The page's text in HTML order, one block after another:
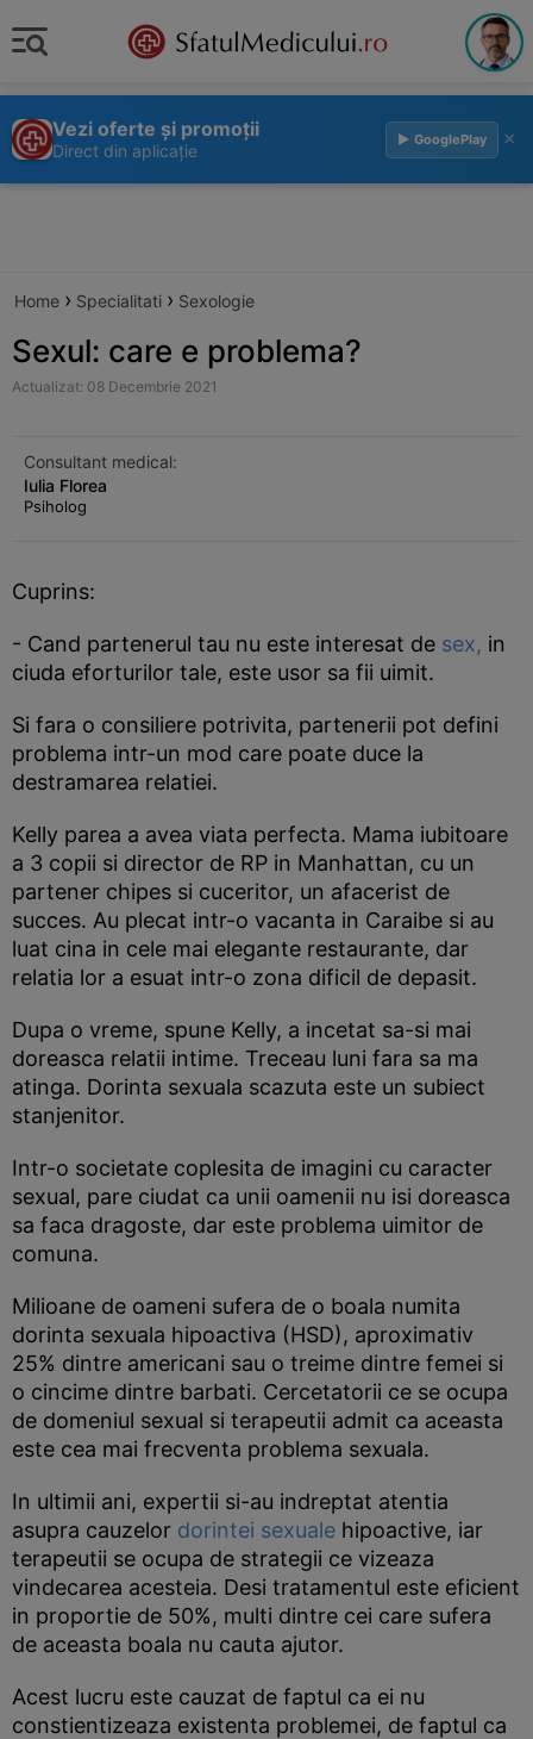
Vezi oferte și promoții
Direct din aplicație
▶ GooglePlay ×
Home › Specialitati › Sexologie
Sexul: care e problema?
Actualizat: 08 Decembrie 2021
Consultant medical:
Iulia Florea
Psiholog
Cuprins:
- Cand partenerul tau nu este interesat de sex, in
ciuda eforturilor tale, este usor sa fii uimit.
Si fara o consiliere potrivita, partenerii pot defini
problema intr-un mod care poate duce la
destramarea relatiei.
Kelly parea a avea viata perfecta. Mama iubitoare
a 3 copii si director de RP in Manhattan, cu un
partener chipes si cuceritor, un afacerist de
succes. Au plecat intr-o vacanta in Caraibe si au
luat cina in cele mai elegante restaurante, dar
relatia lor a esuat intr-o zona dificil de depasit.
Dupa o vreme, spune Kelly, a incetat sa-si mai
doreasca relatii intime. Treceau luni fara sa ma
atinga. Dorinta sexuala scazuta este un subiect
stanjenitor.
Intr-o societate coplesita de imagini cu caracter
sexual, pare ciudat ca unii oamenii nu isi doreasca
sa faca dragoste, dar este problema uimitor de
comuna.
Milioane de oameni sufera de o boala numita
dorinta sexuala hipoactiva (HSD), aproximativ
25% dintre americani sau o treime dintre femei si
o cincime dintre barbati. Cercetatorii ce se ocupa
de domeniul sexual si terapeutii admit ca aceasta
este cea mai frecventa problema sexuala.
In ultimii ani, expertii si-au indreptat atentia
asupra cauzelor dorintei sexuale hipoactive, iar
terapeutii se ocupa de strategii ce vizeaza
vindecarea acesteia. Desi tratamentul este eficient
in proportie de 50%, multi dintre cei care sufera
de aceasta boala nu cauta ajutor.
Acest lucru este cauzat de faptul ca ei nu
constientizeaza existenta problemei, de faptul ca